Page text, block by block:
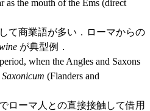
as the mouth of the Ems (direct
商業語が多い．ローマからの
が典型例．
when the Angles and Saxons
(Flanders and
ーマ人との直接接触して借用